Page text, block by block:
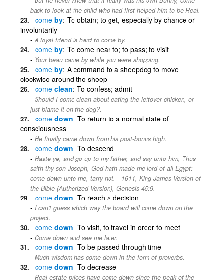
back to look at the child who had first helped him to be Real.
come by To obtain; to get, especially by chance or
involuntarily
A loyal friend is hard to come by.
come by To come near to; to pass; to visit
Your beau came by while you were shopping.
come by A command to a sheepdog to move
clockwise around the sheep
come clean To confess; admit
Should I come clean about eating the leftover chicken, or
just blame it on the dog?.
come down To return to a normal state of
consciousness
He finally came down from his post-bonus high.
come down To descend
Haste ye, and go up to my father, and say unto him, Thus
saith thy son Joseph, God hath made me lord of all Egypt:
come down unto me, tarry not. - 1611, King James Version of
the Bible (Authorized Version), Genesis 45:9.
come down To reach a decision
I can't guess which way the board will come down on the
project.
come down To visit, to travel in order to meet
Come down and see me later.
come down To be passed through time
Much wisdom has come down in the form of proverbs.
come down To decrease
Real estate prices have come down since the peak of the